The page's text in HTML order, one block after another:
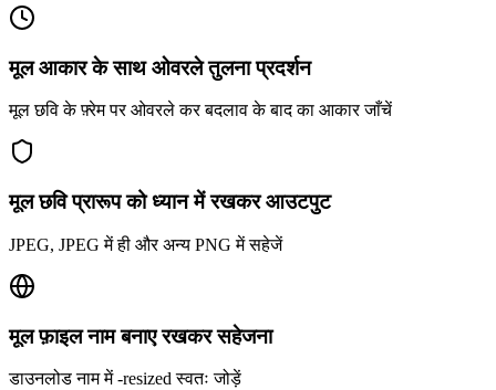
मूल आकार के साथ ओवरले तुलना प्रदर्शन
मूल छवि के फ़्रेम पर ओवरले कर बदलाव के बाद का आकार जाँचें
मूल छवि प्रारूप को ध्यान में रखकर आउटपुट
JPEG, JPEG में ही और अन्य PNG में सहेजें
मूल फ़ाइल नाम बनाए रखकर सहेजना
डाउनलोड नाम में -resized स्वतः जोड़ें